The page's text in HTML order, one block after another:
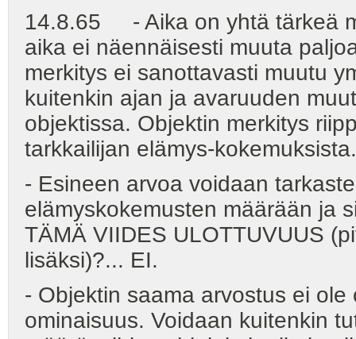
14.8.65 - Aika on yhtä tärkeä
aika ei näennäisesti muuta
merkitys ei sanottavasti muutu
kuitenkin ajan ja avaruuden
objektissa. Objektin merkitys
tarkkailijan elämys-kokemuksista.
- Esineen arvoa voidaan
elämyskokemusten määrään ja
TÄMÄ VIIDES ULOTTUVUUS
lisäksi)?... EI.
- Objektin saama arvostus ei
ominaisuus. Voidaan kuitenkin